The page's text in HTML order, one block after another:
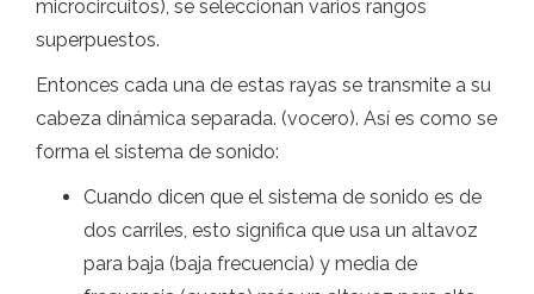
microcircuitos), se seleccionan varios rangos
superpuestos.
Entonces cada una de estas rayas se transmite a su
cabeza dinámica separada. (vocero). Así es como se
forma el sistema de sonido:
Cuando dicen que el sistema de sonido es de
dos carriles, esto significa que usa un altavoz
para baja (baja frecuencia) y media de